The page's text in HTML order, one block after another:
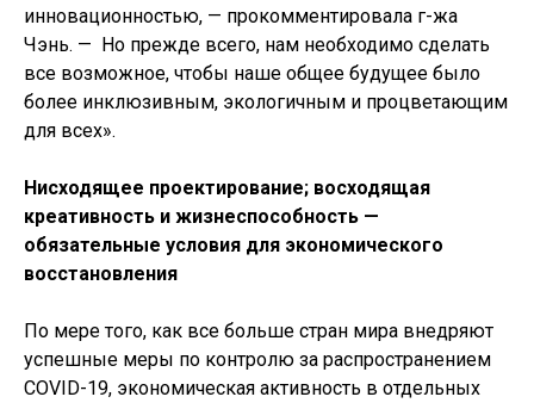
инновационностью, — прокомментировала г-жа
Чэнь. — Но прежде всего, нам необходимо сделать
все возможное, чтобы наше общее будущее было
более инклюзивным, экологичным и процветающим
для всех».
Нисходящее проектирование; восходящая
креативность и жизнеспособность —
обязательные условия для экономического
восстановления
По мере того, как все больше стран мира внедряют
успешные меры по контролю за распространением
COVID-19, экономическая активность в отдельных